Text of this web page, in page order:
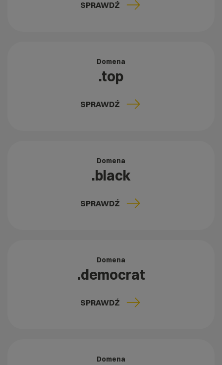
SPRAWDŹ
Domena
.top
SPRAWDŹ
Domena
.black
SPRAWDŹ
Domena
.democrat
SPRAWDŹ
Domena